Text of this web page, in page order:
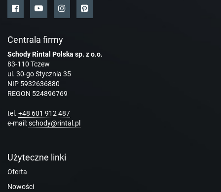
Centrala firmy
Schody Rintal Polska sp. z o.o.
83-110 Tczew
ul. 30-go Stycznia 35
NIP 5932636880
REGON 524896769
tel. +48 601 912 487
e-mail:schody@rintal.pl
Użyteczne linki
Oferta
Nowości